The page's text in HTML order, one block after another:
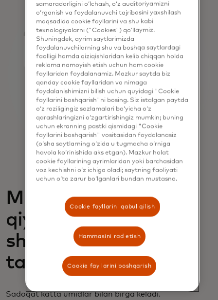
Mukofotlarning
qiymatini osonlik va
shaffoflik bilan
ta'kidlang
Sadoqat katta umidlar bilan birga keladi.
samaradorligini o‘lchash, o‘z auditoriyamizni
o‘rganish va foydalanuvchi tajribasini yaxshilash
maqsadida cookie fayllarini va shu kabi
texnologiyalarni ("Cookies") qo‘llaymiz.
Shuningdek, ayrim saytlarimizda
foydalanuvchilarning shu va boshqa saytlardagi
faolligi hamda qiziqishlaridan kelib chiqqan holda
reklama namoyish etish uchun ham cookie
fayllaridan foydalanamiz. Mazkur saytda biz
qanday cookie fayllaridan va nimaga
foydalanishimizni bilish uchun quyidagi "Cookie
fayllarini boshqarish"ni bosing. Siz istalgan paytda
o‘z roziligingiz sozlamalari bo‘yicha o‘z
qarashlaringizni o‘zgartirishingiz mumkin; buning
uchun ekranning pastki qismidagi "Cookie
fayllarini boshqarish" vositasidan foydalanasiz
(o‘sha saytlarning o‘zida u tugmacha o‘rniga
havola ko‘rinishida aks etgan). Mazkur holat
cookie fayllarining ayrimlaridan yoki barchasidan
voz kechishni o‘z ichiga oladi; saytning faoliyati
uchun o‘ta zarur bo‘lganlari bundan mustasno.
Cookie fayllarini qabul qilish
Hammasini rad etish
Cookie fayllarini boshqarish